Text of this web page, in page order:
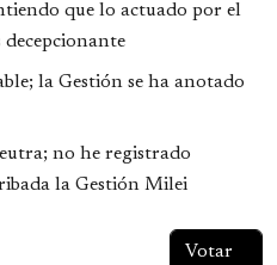
que lo actuado por el
decepcionante
la Gestión se ha anotado
no he registrado
la Gestión Milei